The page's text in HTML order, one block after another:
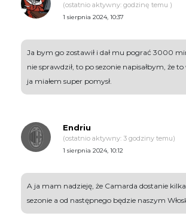
(ostatnio aktywny: godzinę temu )
1 sierpnia 2024, 10:37
Ja bym go zostawił i dał mu pograć 3000
nie sprawdził, to po sezonie napisałbym, że
ja miałem super pomysł.
Endriu
(ostatnio aktywny: 3 godziny temu)
1 sierpnia 2024, 10:12
A ja mam nadzieję, że Camarda dostanie
sezonie a od następnego będzie naszym